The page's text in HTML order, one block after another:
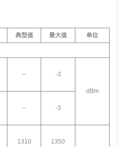
典型值 最大值 单位
– -3
dBm
– -3
1310 1350